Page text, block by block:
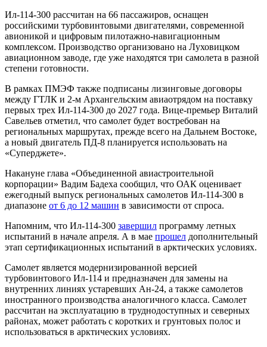
Ил-114-300 рассчитан на 66 пассажиров, оснащен
российскими турбовинтовыми двигателями, современной
авионикой и цифровым пилотажно-навигационным
комплексом. Производство организовано на Луховицком
авиационном заводе, где уже находятся три самолета в разной
степени готовности.
В рамках ПМЭФ также подписаны лизинговые договоры
между ГТЛК и 2-м Архангельским авиаотрядом на поставку
первых трех Ил-114-300 до 2027 года. Вице-премьер Виталий
Савельев отметил, что самолет будет востребован на
региональных маршрутах, прежде всего на Дальнем Востоке,
а новый двигатель ПД-8 планируется использовать на
«Суперджете».
Накануне глава «Объединенной авиастроительной
корпорации» Вадим Бадеха сообщил, что ОАК оценивает
ежегодный выпуск региональных самолетов Ил-114-300 в
диапазоне от 6 до 12 машин в зависимости от спроса.
Напомним, что Ил‑114‑300 завершил программу летных
испытаний в начале апреля. А в мае прошел дополнительный
этап сертификационных испытаний в арктических условиях.
Самолет является модернизированной версией
турбовинтового Ил‑114 и предназначен для замены на
внутренних линиях устаревших Ан‑24, а также самолетов
иностранного производства аналогичного класса. Самолет
рассчитан на эксплуатацию в труднодоступных и северных
районах, может работать с коротких и грунтовых полос и
использоваться в арктических условиях.